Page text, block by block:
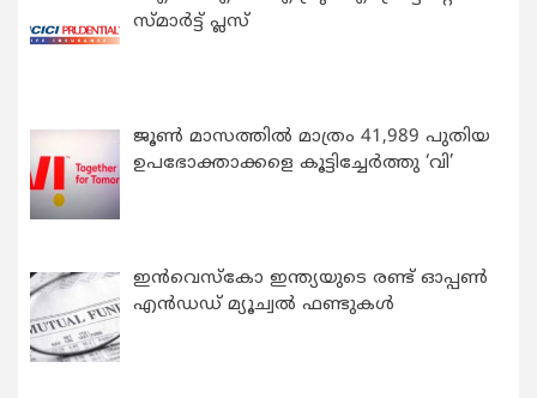
സ്മാർട്ട് പ്ലസ്
ജൂൺ മാസത്തിൽ മാത്രം 41,989 പുതിയ
ഉപഭോക്താക്കളെ കൂട്ടിച്ചേർത്തു ‘വി’
ഇന്‍വെസ്കോ ഇന്ത്യയുടെ രണ്ട് ഓപ്പണ്‍
എന്‍ഡഡ് മ്യൂച്വല്‍ ഫണ്ടുകള്‍